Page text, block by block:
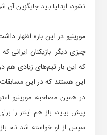
نشود، ایتالیا باید جایگزین آن
مورینیو در این باره
چیزی دیگر. بازیکنان ایرانی
که این بار تیم‌های زیادی
این هستند که در این
در همین مصاحبه، مورینیو
پیش بیاید، باز هم اینتر را
سپس از او خواسته شد نام